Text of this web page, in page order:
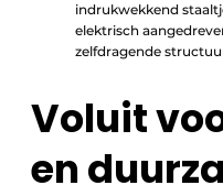
indrukwekkend
elektrisch
zelfdragende
Voluit
en